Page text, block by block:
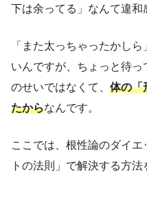
下は余ってる」なんて違和
「また太っちゃったかし
いんですが、ちょっと待
のせいではなくて、 体の「
たからなんです。
ここでは、根性論のダイ
トの法則」で解決する方法